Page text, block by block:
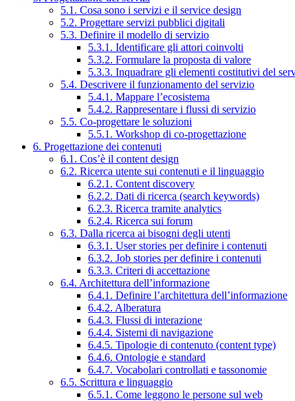
5.1. Cosa sono i servizi e il service design
5.2. Progettare servizi pubblici digitali
5.3. Definire il modello di servizio
5.3.1. Identificare gli attori coinvolti
5.3.2. Formulare la proposta di valore
5.3.3. Inquadrare gli elementi costitutivi del
5.4. Descrivere il funzionamento del servizio
5.4.1. Mappare l’ecosistema
5.4.2. Rappresentare i flussi di servizio
5.5. Co-progettare le soluzioni
5.5.1. Workshop di co-progettazione
6. Progettazione dei contenuti
6.1. Cos’è il content design
6.2. Ricerca utente sui contenuti e il linguaggio
6.2.1. Content discovery
6.2.2. Dati di ricerca (search keywords)
6.2.3. Ricerca tramite analytics
6.2.4. Ricerca sui forum
6.3. Dalla ricerca ai bisogni degli utenti
6.3.1. User stories per definire i contenuti
6.3.2. Job stories per definire i contenuti
6.3.3. Criteri di accettazione
6.4. Architettura dell’informazione
6.4.1. Definire l’architettura dell’informazione
6.4.2. Alberatura
6.4.3. Flussi di interazione
6.4.4. Sistemi di navigazione
6.4.5. Tipologie di contenuto (content type)
6.4.6. Ontologie e standard
6.4.7. Vocabolari controllati e tassonomie
6.5. Scrittura e linguaggio
6.5.1. Come leggono le persone sul web